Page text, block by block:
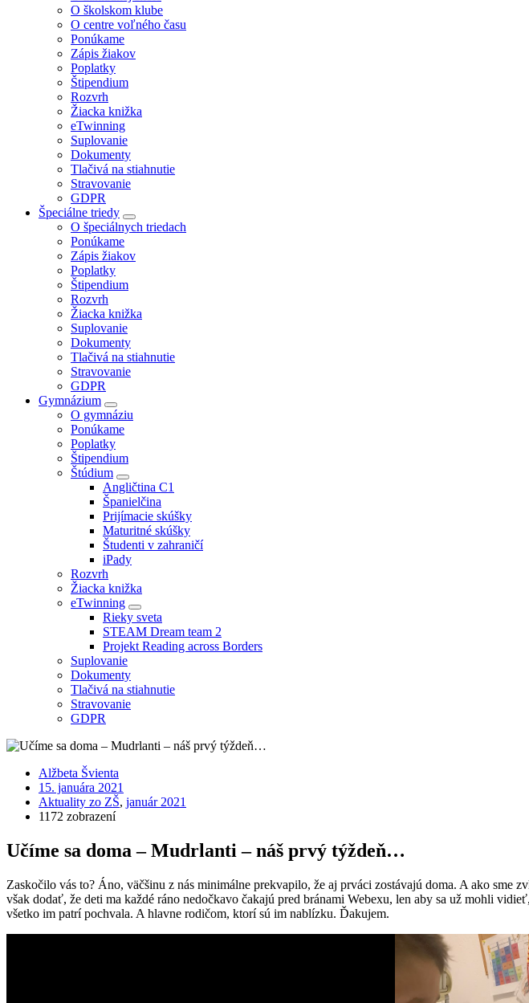
O školskom klube
O centre voľného času
Ponúkame
Zápis žiakov
Poplatky
Štipendium
Rozvrh
Žiacka knižka
eTwinning
Suplovanie
Dokumenty
Tlačivá na stiahnutie
Stravovanie
GDPR
Špeciálne triedy
O špeciálnych triedach
Ponúkame
Zápis žiakov
Poplatky
Štipendium
Rozvrh
Žiacka knižka
Suplovanie
Dokumenty
Tlačivá na stiahnutie
Stravovanie
GDPR
Gymnázium
O gymnáziu
Ponúkame
Poplatky
Štipendium
Štúdium
Angličtina C1
Španielčina
Prijímacie skúšky
Maturitné skúšky
Študenti v zahraničí
iPady
Rozvrh
Žiacka knižka
eTwinning
Rieky sveta
STEAM Dream team 2
Projekt Reading across Borders
Suplovanie
Dokumenty
Tlačivá na stiahnutie
Stravovanie
GDPR
Alžbeta Švienta
15. januára 2021
Aktuality zo ZŠ, január 2021
1172 zobrazení
Učíme sa doma – Mudrlanti – náš prvý týždeň…
Zaskočilo vás to? Áno, väčšinu z nás minimálne prekvapilo, že aj prváci zostávajú doma. A ako
však dodať, že deti ma každé ráno nedočkavo čakajú pred bránami Webexu, len aby sa už mohli
všetko im patrí pochvala. A hlavne rodičom, ktorí sú im nablízku. Ďakujem.